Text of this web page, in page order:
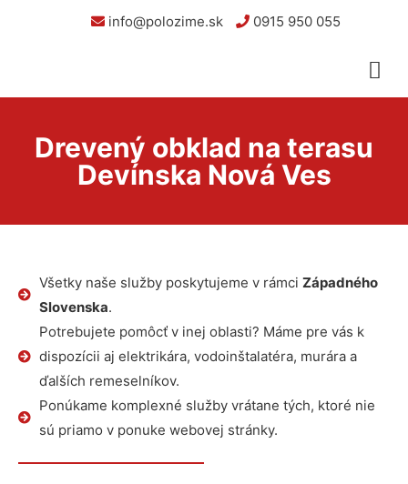
info@polozime.sk 0915 950 055
Drevený obklad na terasu
Devínska Nová Ves
Všetky naše služby poskytujeme v rámci Západného
Slovenska.
Potrebujete pomôcť v inej oblasti? Máme pre vás k
dispozícii aj elektrikára, vodoinštalatéra, murára a
ďalších remeselníkov.
Ponúkame komplexné služby vrátane tých, ktoré nie
sú priamo v ponuke webovej stránky.